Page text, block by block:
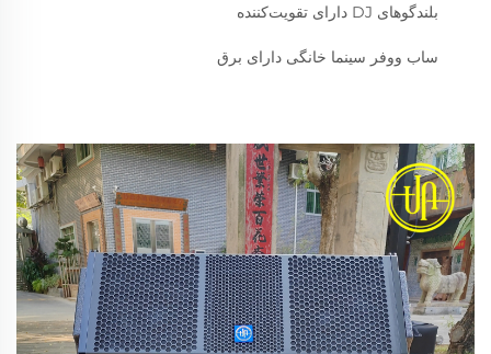
بلندگوهای DJ دارای تقویت‌کننده
ساب ووفر سینما خانگی دارای برق